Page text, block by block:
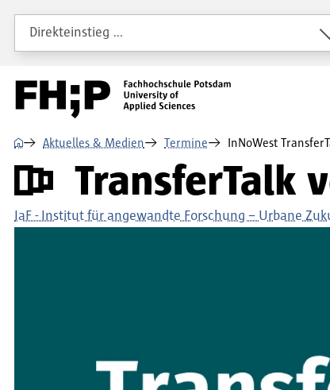
Direkt zum Inhalt
Direkt zur Hauptnavigation
Direkt zum Fußbereich
Direkteinstieg …
⌂ Aktuelles & Medien Termine InNoWest
TransferTalk
IaF - Institut für angewandte Forschung – Urbane